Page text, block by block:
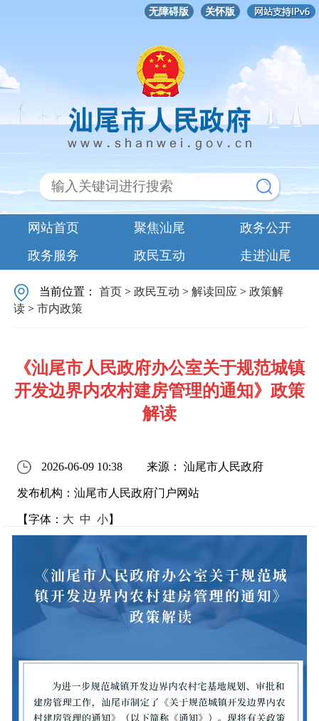
无障碍版 关怀版
网站首页 聚焦汕尾
政务公开
政务服务
政民互动 走进汕尾
当前位置：首页 >政民互动 >解读回应 >政策解
读 >市内政策
《汕尾市人民政府办公室关于规范城镇
开发边界内农村建房管理的通知》政策
解读
2026-06-09 10:38 来源： 汕尾市人民政府
发布机构：汕尾市人民政府门户网站
【字体： 大 中 小】